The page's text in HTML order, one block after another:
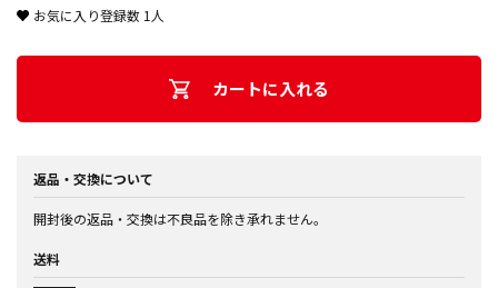
お気に入り登録数 1 人
カートに入れる
返品・交換について
開封後の返品・交換は不良品を除き承れません。
送料